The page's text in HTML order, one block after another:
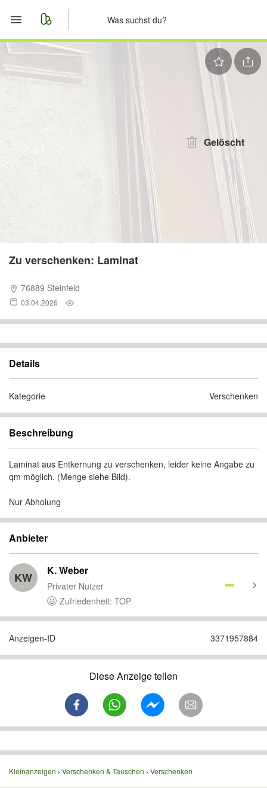
Start
Merkliste
Gelöscht
Zu verschenken: Laminat
76889 Steinfeld
03.04.2026
Details
Kategorie Verschenken
Beschreibung
Laminat aus Entkernung zu verschenken, leider keine Angabe zu
qm möglich. (Menge siehe Bild).
Nur Abholung
Anbieter
KW K. Weber
Privater Nutzer
Zufriedenheit: TOP
Anzeigen-ID 3371957884
Diese Anzeige teilen
Kleinanzeigen Verschenken & Tauschen Verschenken